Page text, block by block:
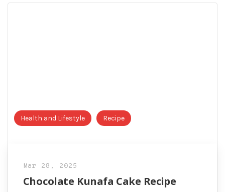
Health and Lifestyle Recipe
Mar 28, 2025
Chocolate Kunafa Cake Recipe